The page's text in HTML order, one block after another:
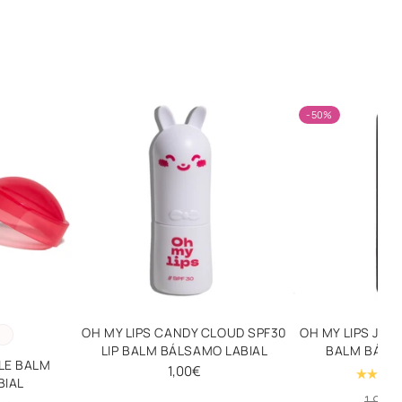
BALM
OH MY LIPS CANDY CLOUD SPF30
LIP BALM BÁLSAMO LABIAL
1,00€
-50%
OH MY LIPS
BALM